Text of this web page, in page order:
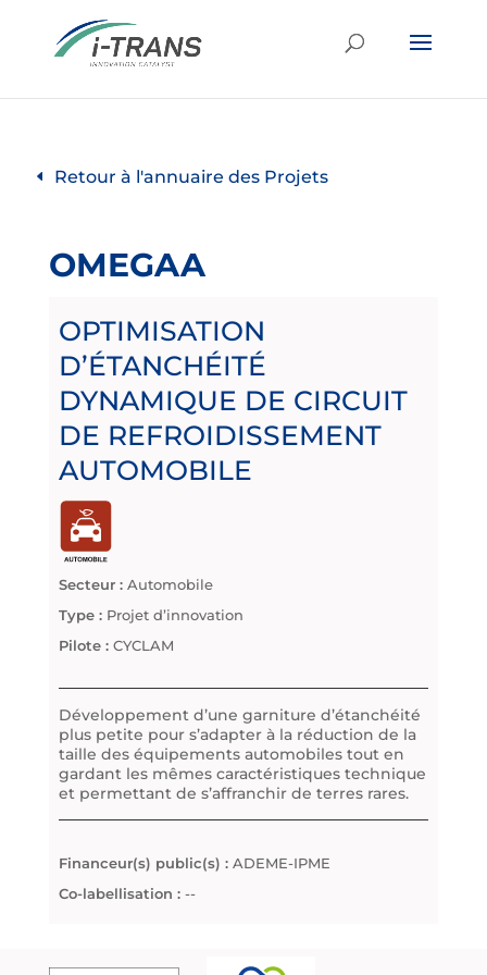
Retour à l'annuaire des Projets
OMEGAA
OPTIMISATION
D’ÉTANCHÉITÉ
DYNAMIQUE DE CIRCUIT
DE REFROIDISSEMENT
AUTOMOBILE
Secteur : Automobile
Type : Projet d’innovation
Pilote : CYCLAM
Développement d’une garniture d’étanchéité
plus petite pour s’adapter à la réduction de la
taille des équipements automobiles tout en
gardant les mêmes caractéristiques technique
et permettant de s’affranchir de terres rares.
Financeur(s) public(s) : ADEME-IPME
Co-labellisation : --